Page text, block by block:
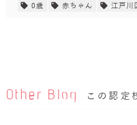
0歳
赤ちゃん 江戸川
Other Blog この認定